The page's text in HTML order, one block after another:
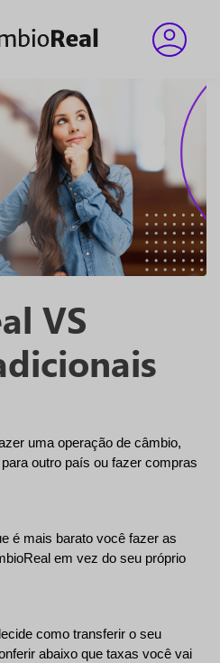
VS
uma operação de câmbio,
outro país ou fazer compras
é mais barato você fazer as
em vez do seu próprio
como transferir o seu
abaixo que taxas você vai